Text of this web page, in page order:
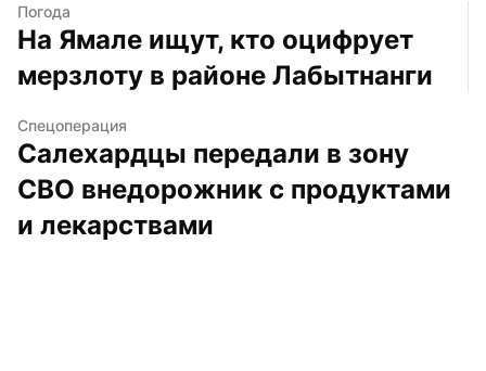
Погода
На Ямале ищут, кто оцифрует
мерзлоту в районе Лабытнанги
Спецоперация
Салехардцы передали в зону
СВО внедорожник с продуктами
и лекарствами